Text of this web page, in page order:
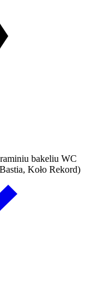
bakeliu WC
Koło Rekord)